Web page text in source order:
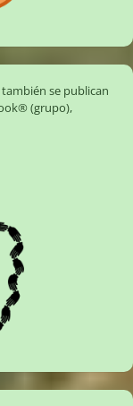
se publican
(grupo),